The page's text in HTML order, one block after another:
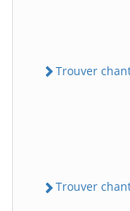
Trouver
Trouver